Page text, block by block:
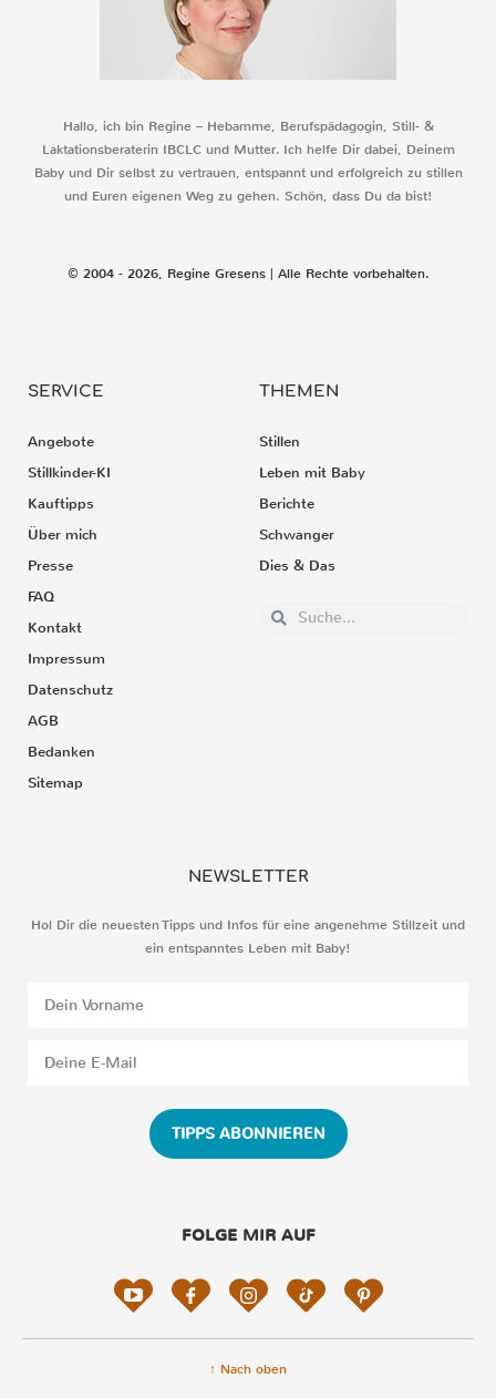
Hallo, ich bin Regine – Hebamme, Berufspädagogin, Still- &
Laktationsberaterin IBCLC und Mutter. Ich helfe Dir dabei, Deinem
Baby und Dir selbst zu vertrauen, entspannt und erfolgreich zu stillen
und Euren eigenen Weg zu gehen. Schön, dass Du da bist!
© 2004 - 2026, Regine Gresens | Alle Rechte vorbehalten.
SERVICE
Angebote
Stillkinder-KI
Kauftipps
Über mich
Presse
FAQ
Kontakt
Impressum
Datenschutz
AGB
Bedanken
Sitemap
THEMEN
Stillen
Leben mit Baby
Berichte
Schwanger
Dies & Das
NEWSLETTER
Hol Dir die neuesten Tipps und Infos für eine angenehme Stillzeit und
ein entspanntes Leben mit Baby!
TIPPS ABONNIEREN
FOLGE MIR AUF
↑ Nach oben